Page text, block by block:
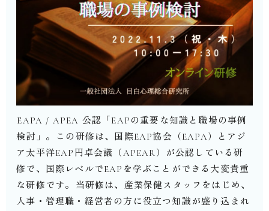
⁡EAPA / APEA 公認「EAPの重要な知識と職場の事例
検討」。⁡この研修は、国際EAP協会（EAPA）とアジ
ア太平洋EAP円卓会議（APEAR）が公認している研
修で、国際レベルでEAPを学ぶことができる大変貴重
な研修です。⁡当研修は、産業保健スタッフをはじめ、
人事・管理職・経営者の方に役立つ知識が盛り込まれ